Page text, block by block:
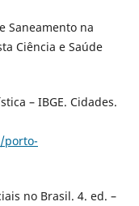
Saneamento na
Ciência e Saúde
– IBGE. Cidades.
porto-
no Brasil. 4. ed. –